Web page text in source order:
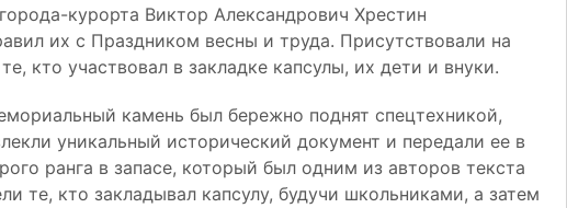
курорта Виктор Александрович Хрестин
их с Праздником весны и труда. Присутствовали на
кто участвовал в закладке капсулы, их дети и внуки.
камень был бережно поднят спецтехникой,
уникальный исторический документ и передали ее в
ранга в запасе, который был одним из авторов текста
те, кто закладывал капсулу, будучи школьниками, а затем